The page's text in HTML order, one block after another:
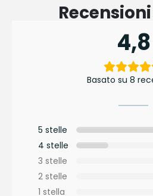
4,8
Basato su 8
5 stelle
4 stelle
3 stelle
2 stelle
1 stella